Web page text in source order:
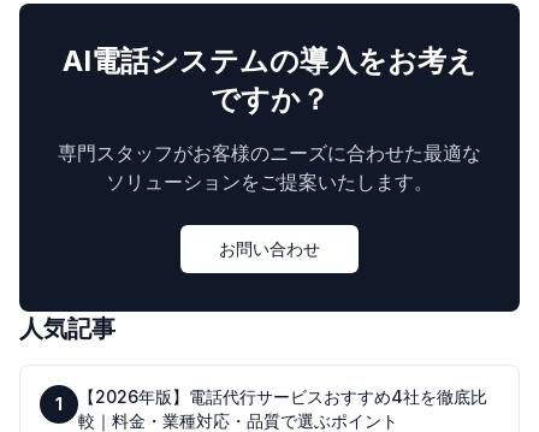
AI電話システムの導入をお考え
ですか？
専門スタッフがお客様のニーズに合わせた最適な
ソリューションをご提案いたします。
お問い合わせ
人気記事
1
【2026年版】電話代行サービスおすすめ4社を徹底比
較｜料金・業種対応・品質で選ぶポイント